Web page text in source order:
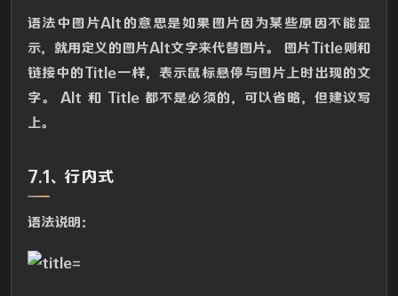
语法中图片Alt的意思是如果图片因为某些原因不能显
示，就用定义的图片Alt文字来代替图片。 图片Title则和
链接中的Title一样，表示鼠标悬停与图片上时出现的文
字。 Alt 和 Title 都不是必须的，可以省略，但建议写
上。
7.1、行内式
语法说明：